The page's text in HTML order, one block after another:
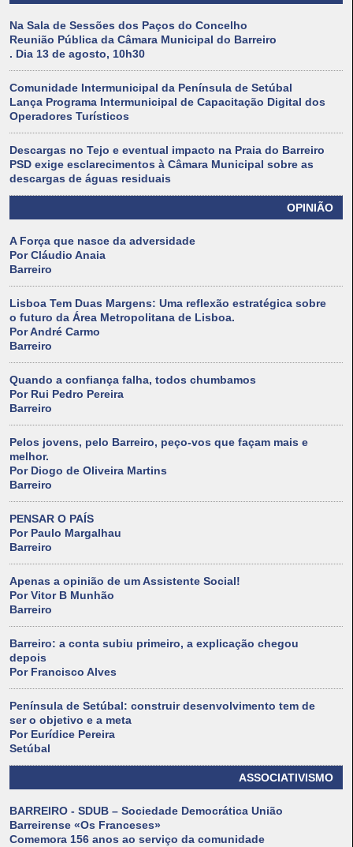
Na Sala de Sessões dos Paços do Concelho
Reunião Pública da Câmara Municipal do Barreiro
. Dia 13 de agosto, 10h30
Comunidade Intermunicipal da Península de Setúbal
Lança Programa Intermunicipal de Capacitação Digital dos
Operadores Turísticos
Descargas no Tejo e eventual impacto na Praia do Barreiro
PSD exige esclarecimentos à Câmara Municipal sobre as
descargas de águas residuais
OPINIÃO
A Força que nasce da adversidade
Por Cláudio Anaia
Barreiro
Lisboa Tem Duas Margens: Uma reflexão estratégica sobre
o futuro da Área Metropolitana de Lisboa.
Por André Carmo
Barreiro
Quando a confiança falha, todos chumbamos
Por Rui Pedro Pereira
Barreiro
Pelos jovens, pelo Barreiro, peço-vos que façam mais e
melhor.
Por Diogo de Oliveira Martins
Barreiro
PENSAR O PAÍS
Por Paulo Margalhau
Barreiro
Apenas a opinião de um Assistente Social!
Por Vitor B Munhão
Barreiro
Barreiro: a conta subiu primeiro, a explicação chegou
depois
Por Francisco Alves
Península de Setúbal: construir desenvolvimento tem de
ser o objetivo e a meta
Por Eurídice Pereira
Setúbal
ASSOCIATIVISMO
BARREIRO - SDUB – Sociedade Democrática União
Barreirense «Os Franceses»
Comemora 156 anos ao serviço da comunidade